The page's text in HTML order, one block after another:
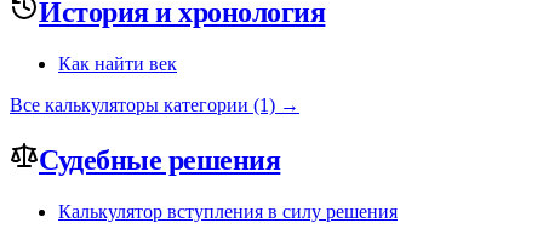
История и хронология
Как найти век
Все калькуляторы категории (1) →
Судебные решения
Калькулятор вступления в силу решения